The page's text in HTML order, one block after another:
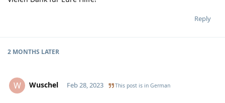
Reply
2 MONTHS LATER
W Wuschel Feb 28, 2023 This post is in German